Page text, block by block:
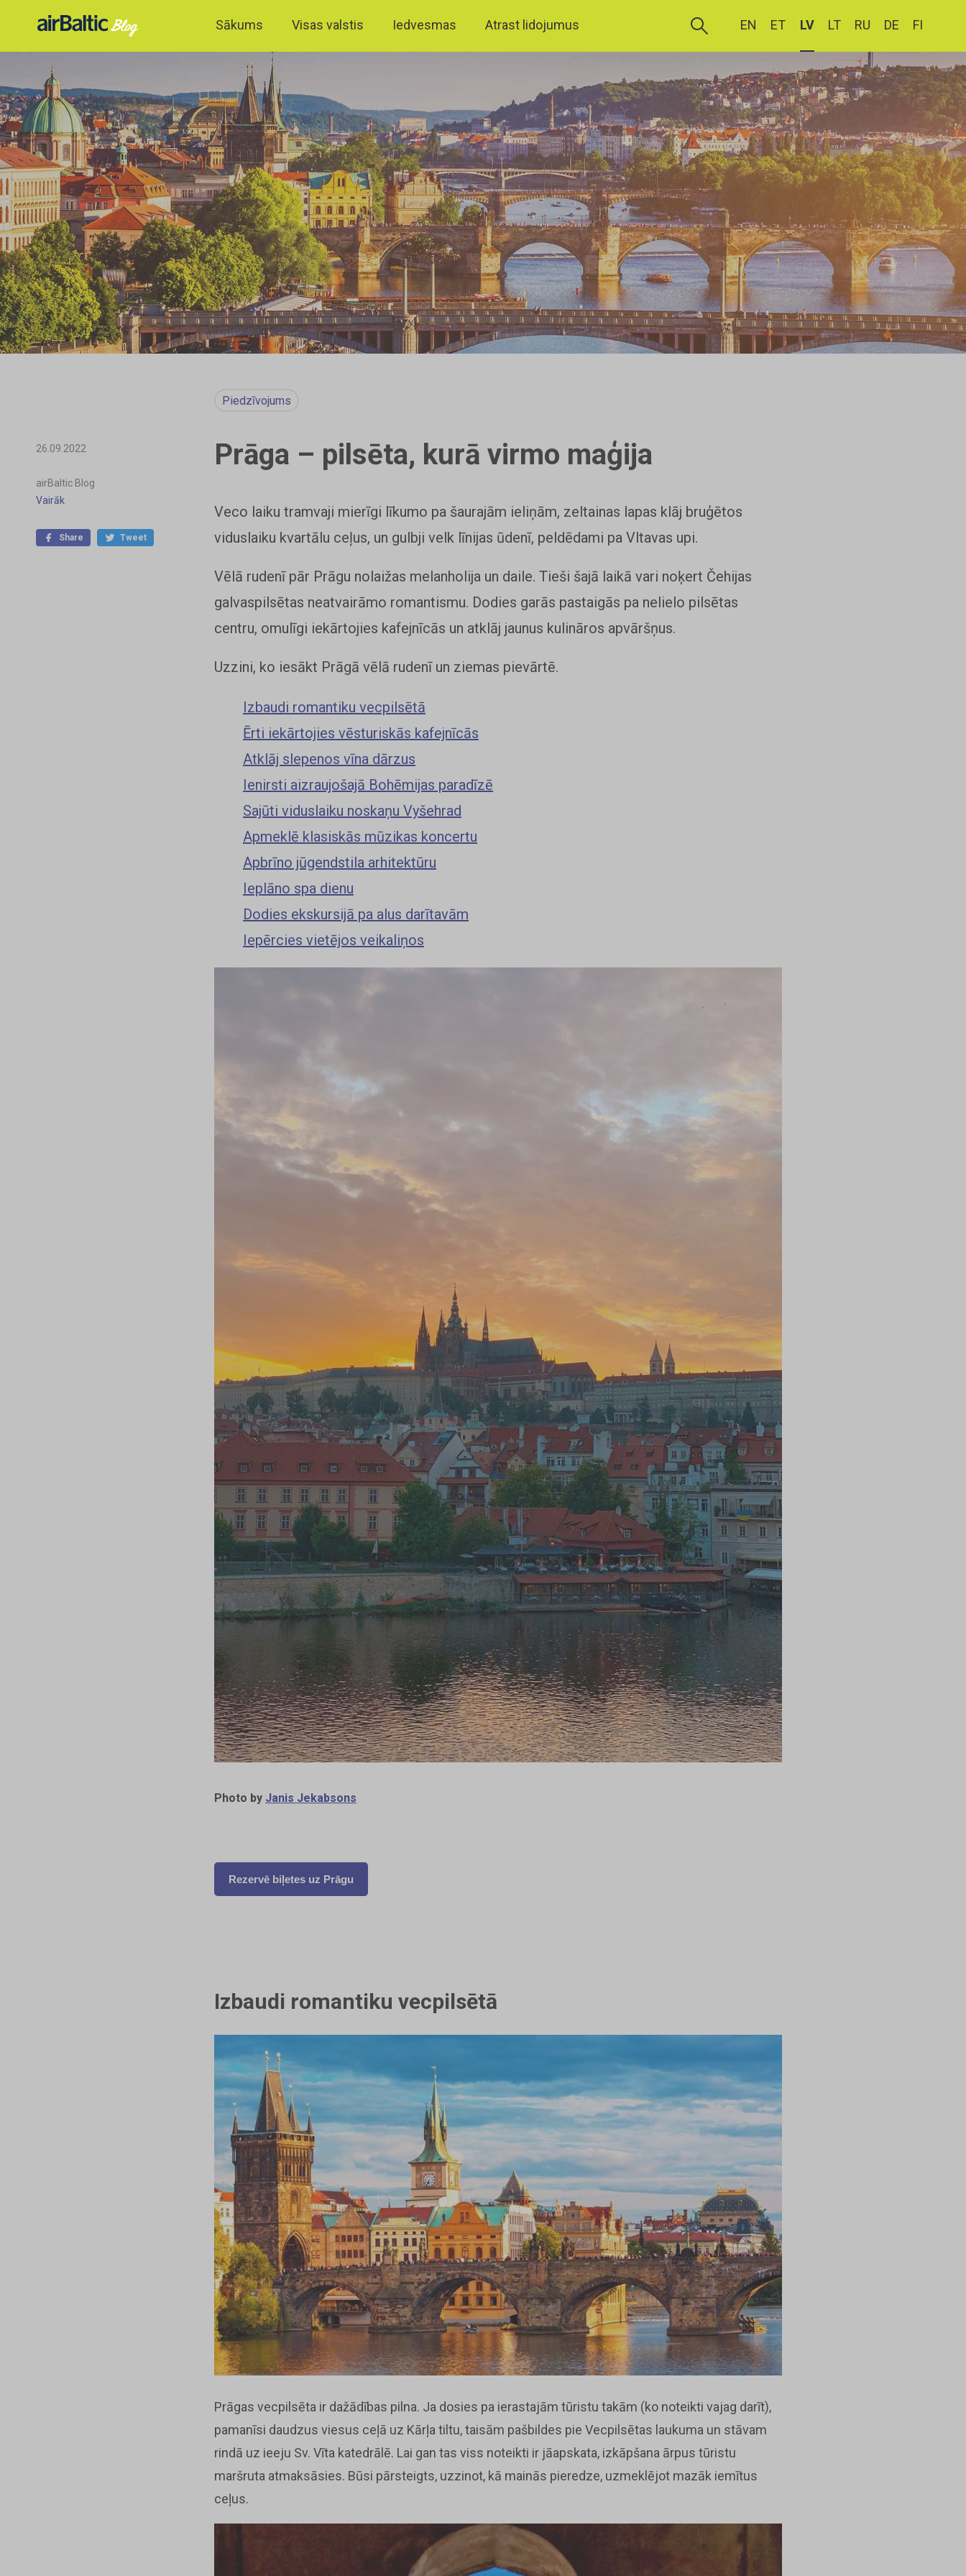
Sākums Visas valstis Iedvesmas Atrast lidojumus EN ET LV LT RU DE FI
26.09.2022
airBaltic Blog
Vairāk
Share Tweet
Piedzīvojums
Prāga – pilsēta, kurā virmo maģija
Veco laiku tramvaji mierīgi līkumo pa šaurajām ieliņām, zeltainas lapas klāj bruģētos
viduslaiku kvartālu ceļus, un gulbji velk līnijas ūdenī, peldēdami pa Vltavas upi.
Vēlā rudenī pār Prāgu nolaižas melanholija un daile. Tieši šajā laikā vari noķert Čehijas
galvaspilsētas neatvairāmo romantismu. Dodies garās pastaigās pa nelielo pilsētas
centru, omulīgi iekārtojies kafejnīcās un atklāj jaunus kulināros apvāršņus.
Uzzini, ko iesākt Prāgā vēlā rudenī un ziemas pievārtē.
Izbaudi romantiku vecpilsētā
Ērti iekārtojies vēsturiskās kafejnīcās
Atklāj slepenos vīna dārzus
Ienirsti aizraujošajā Bohēmijas paradīzē
Sajūti viduslaiku noskaņu Vyšehrad
Apmeklē klasiskās mūzikas koncertu
Apbrīno jūgendstila arhitektūru
Ieplāno spa dienu
Dodies ekskursijā pa alus darītavām
Iepērcies vietējos veikaliņos
Photo by Janis Jekabsons
Rezervē biļetes uz Prāgu
Izbaudi romantiku vecpilsētā
Prāgas vecpilsēta ir dažādības pilna. Ja dosies pa ierastajām tūristu takām (ko noteikti vajag darīt),
pamanīsi daudzus viesus ceļā uz Kārļa tiltu, taisām pašbildes pie Vecpilsētas laukuma un stāvam
rindā uz ieeju Sv. Vīta katedrālē. Lai gan tas viss noteikti ir jāapskata, izkāpšana ārpus tūristu
maršruta atmaksāsies. Būsi pārsteigts, uzzinot, kā mainās pieredze, uzmeklējot mazāk iemītus
ceļus.